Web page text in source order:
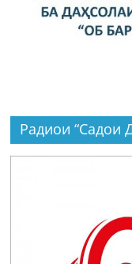
Радиои “Садои